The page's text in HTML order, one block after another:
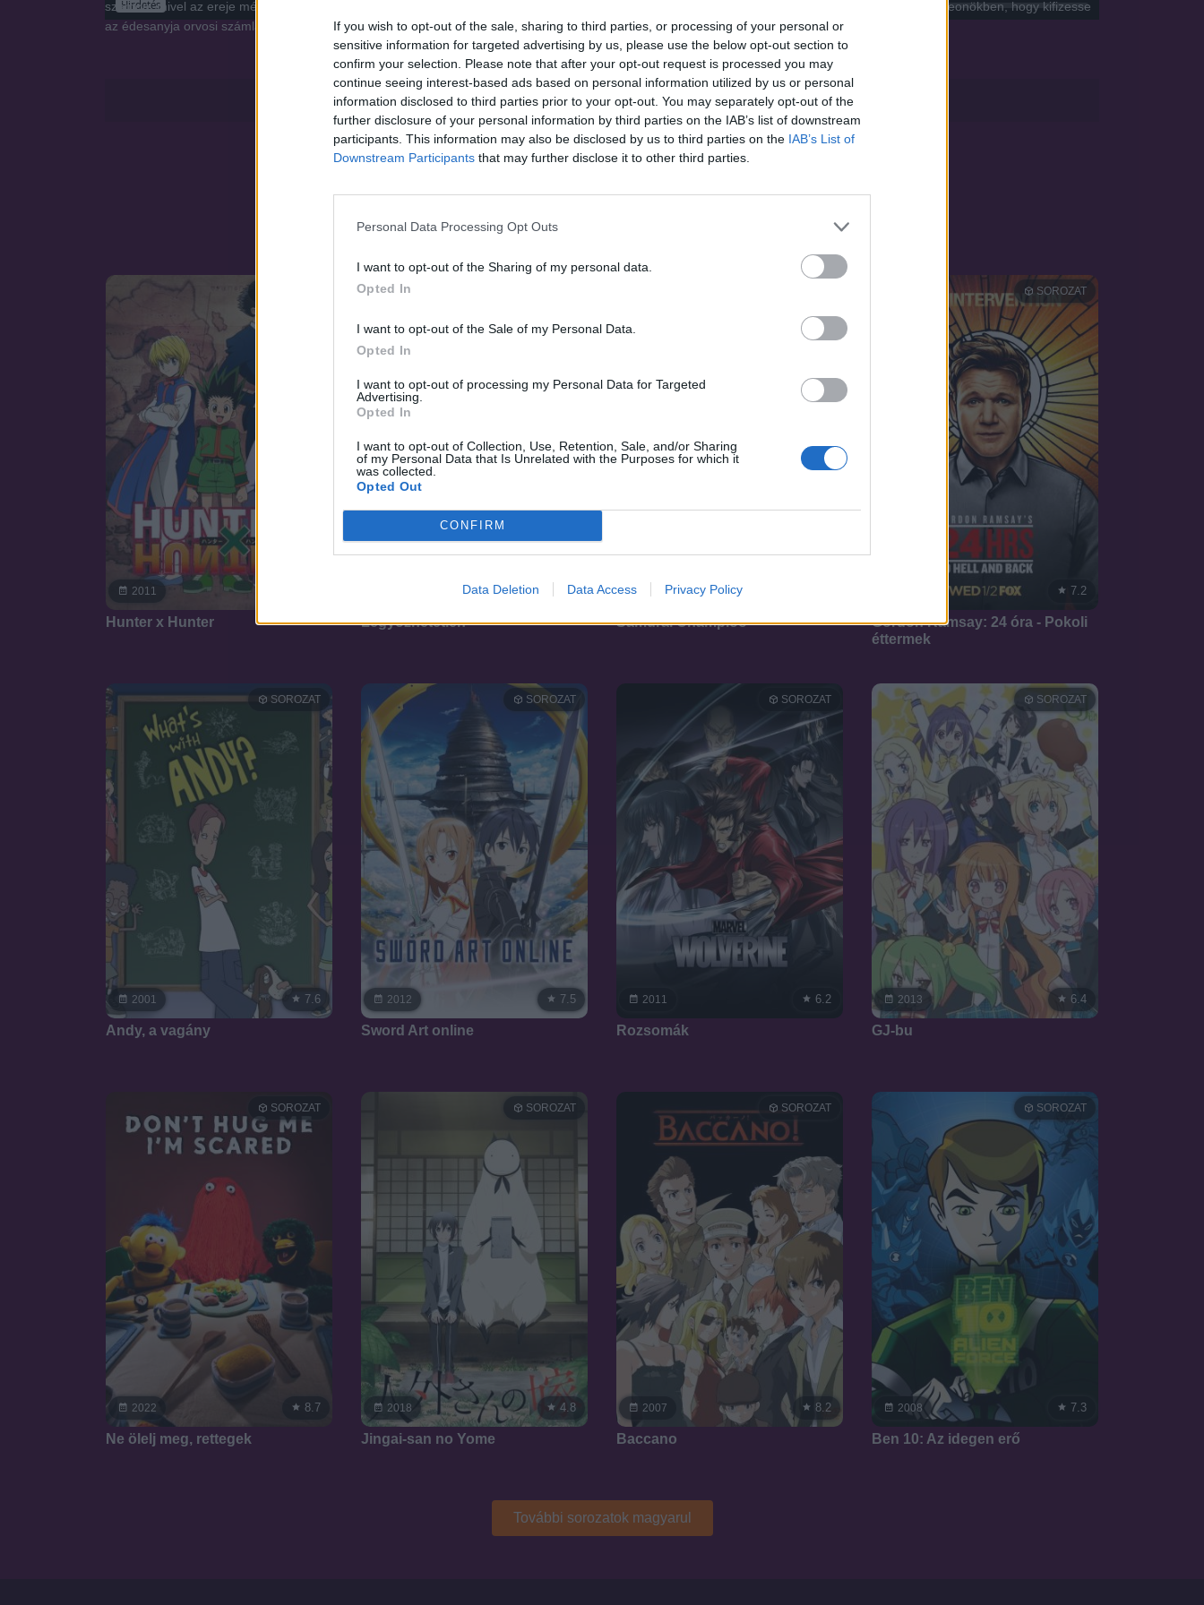
If you wish to opt-out of the sale, sharing to third parties, or processing of your personal or
sensitive information for targeted advertising by us, please use the below opt-out section to
confirm your selection. Please note that after your opt-out request is processed you may
continue seeing interest-based ads based on personal information utilized by us or personal
information disclosed to third parties prior to your opt-out. You may separately opt-out of the
further disclosure of your personal information by third parties on the IAB’s list of downstream
participants. This information may also be disclosed by us to third parties on the IAB’s List of
Downstream Participants that may further disclose it to other third parties.
Personal Data Processing Opt Outs
I want to opt-out of the Sharing of my personal data.
Opted In
I want to opt-out of the Sale of my Personal Data.
Opted In
I want to opt-out of processing my Personal Data for Targeted
Advertising.
Opted In
I want to opt-out of Collection, Use, Retention, Sale, and/or Sharing
of my Personal Data that Is Unrelated with the Purposes for which it
was collected.
Opted Out
CONFIRM
Data Deletion Data Access Privacy Policy
Hirdetés
számon, mivel az ereje még a legalacsonyabb E-ranghoz képest is szánalmas. Mégis fáradhatatlanul vadászik a szörnyekre az alacsony szintű dungeonökben, hogy kifizesse
az édesanyja orvosi számláit és a húga iskoláztatását.
Tetszett a sorozat? Oszd meg: WhatsApp
Viber
Hasonló sorozatok
2011
Hunter x Hunter
8.6
Legyőzhetetlen
2004
Samurai Champloo
SOROZAT
7.2
Gordon Ramsay: 24 óra - Pokoli
éttermek
2001
SOROZAT
7.6
Andy, a vagány
2012
SOROZAT
7.5
Sword Art online
2011
SOROZAT
6.2
Rozsomák
2013
SOROZAT
6.4
GJ-bu
2022
SOROZAT
8.7
Ne ölelj meg, rettegek
2018
SOROZAT
4.8
Jingai-san no Yome
2007
SOROZAT
8.2
Baccano
2008
SOROZAT
7.3
Ben 10: Az idegen erő
További sorozatok magyarul